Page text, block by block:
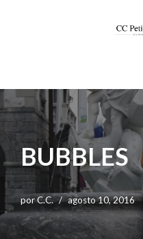
BUBBLES
porC.C. agosto 10, 2016